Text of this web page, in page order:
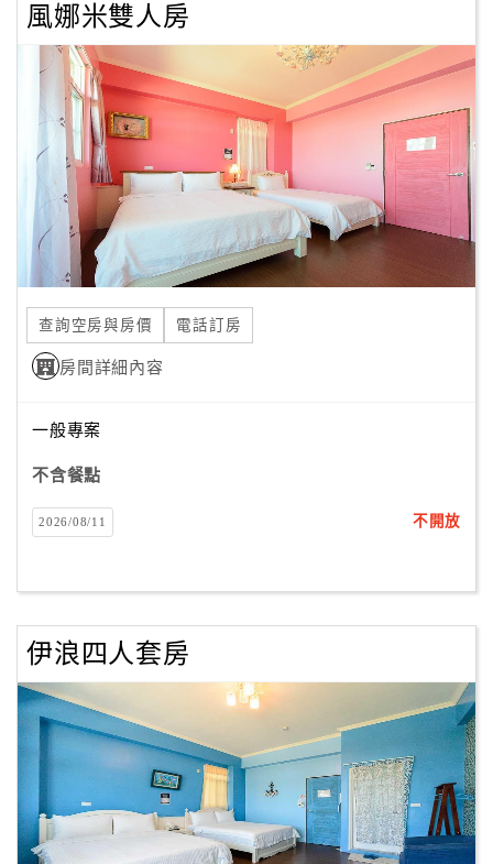
務
顧
客
滿
度
訂
單
管
理
員
戶
客
服
聯
單
Line
線
上
風娜米雙人房
查詢空房與房價 電話訂房
房間詳細內容
一般專案
不含餐點
2026/08/11 不開放
伊浪四人套房